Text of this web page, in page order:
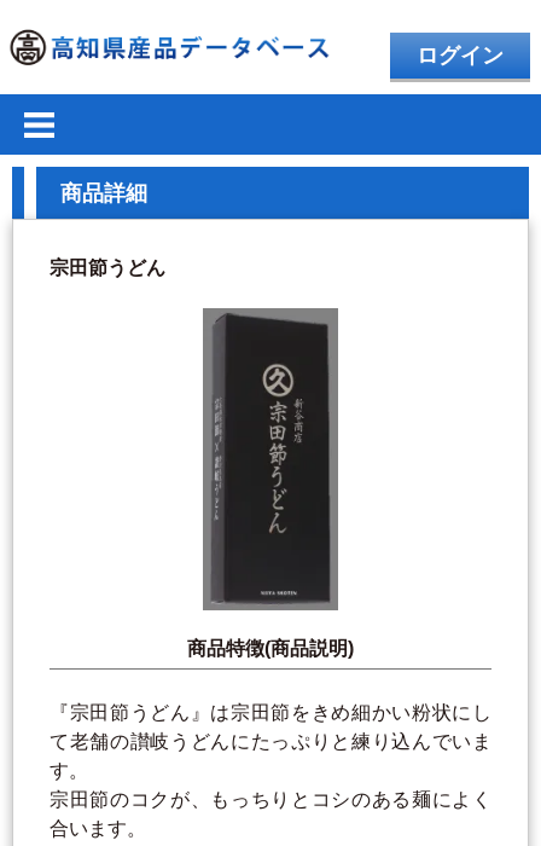
ログイン
商品詳細
宗田節うどん
商品特徴(商品説明)
『宗田節うどん』は宗田節をきめ細かい粉状にし
て老舗の讃岐うどんにたっぷりと練り込んでいま
す。
宗田節のコクが、もっちりとコシのある麺によく
合います。